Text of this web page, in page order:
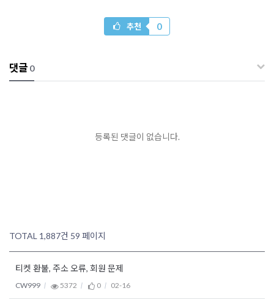
추천 0
댓글 0
등록된 댓글이 없습니다.
TOTAL 1,887건 59 페이지
티켓 환불, 주소 오류, 회원 문제
CW999 5372 0 02-16